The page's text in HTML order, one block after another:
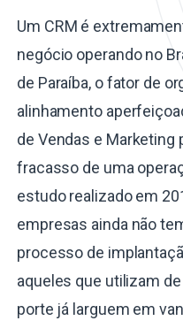
Um CRM é
negócio operando no
de Paraíba, o fator de
alinhamento
de Vendas e
fracasso de uma
estudo realizado em
empresas ainda não
processo de
aqueles que utilizam
porte já larguem em